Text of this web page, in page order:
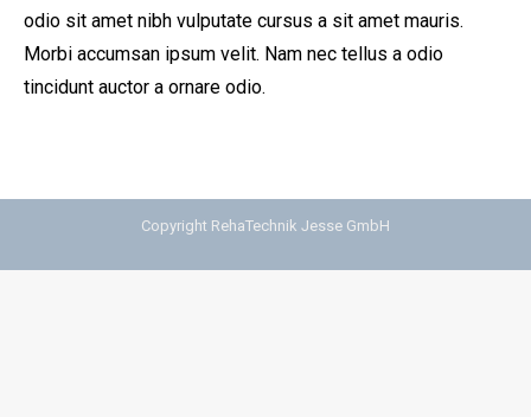
odio sit amet nibh vulputate cursus a sit amet mauris.
Morbi accumsan ipsum velit. Nam nec tellus a odio
tincidunt auctor a ornare odio.
Copyright RehaTechnik Jesse GmbH